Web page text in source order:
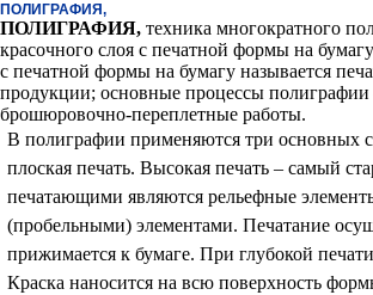
ПОЛИГРАФИЯ,
ПОЛИГРАФИЯ, техника многократного
красочного слоя с печатной формы на
с печатной формы на бумагу называется
продукции; основные процессы
брошюровочно-переплетные работы.
В полиграфии применяются три основных
плоская печать. Высокая печать – самый
печатающими являются рельефные
(пробельными) элементами. Печатание
прижимается к бумаге. При глубокой
Краска наносится на всю поверхность